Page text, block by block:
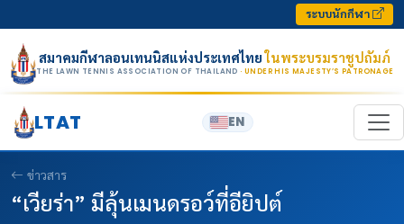
ระบบนักกีฬา
สมาคมกีฬาลอนเทนนิสแห่งประเทศไทยในพระบรมราชูปถัมภ์
THE LAWN TENNIS ASSOCIATION OF THAILAND · UNDER HIS MAJESTY’S PATRONAGE
LTAT EN
ข่าวสาร
“เวียร่า” มีลุ้นเมนดรอว์ที่อียิปต์